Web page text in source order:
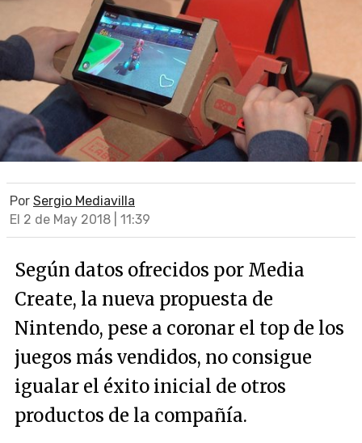
Por Sergio Mediavilla
El 2 de May 2018 | 11:39
Según datos ofrecidos por Media
Create, la nueva propuesta de
Nintendo, pese a coronar el top de los
juegos más vendidos, no consigue
igualar el éxito inicial de otros
productos de la compañía.